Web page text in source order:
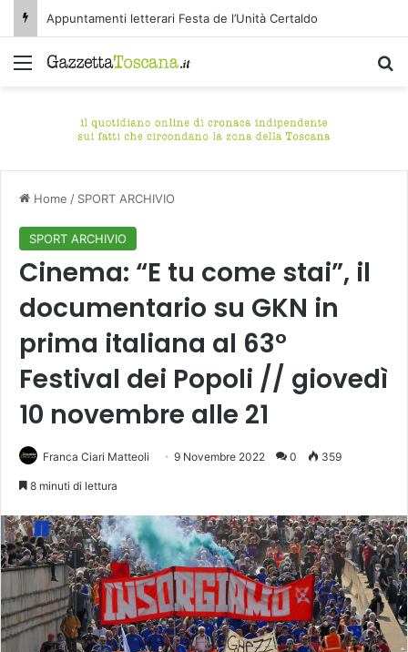
Appuntamenti letterari Festa de l’Unità Certaldo
Menu
Home / SPORT ARCHIVIO
SPORT ARCHIVIO
Cinema: “E tu come stai”, il
documentario su GKN in
prima italiana al 63°
Festival dei Popoli // giovedì
10 novembre alle 21
Franca Ciari Matteoli 9 Novembre 2022 0 359
8 minuti di lettura